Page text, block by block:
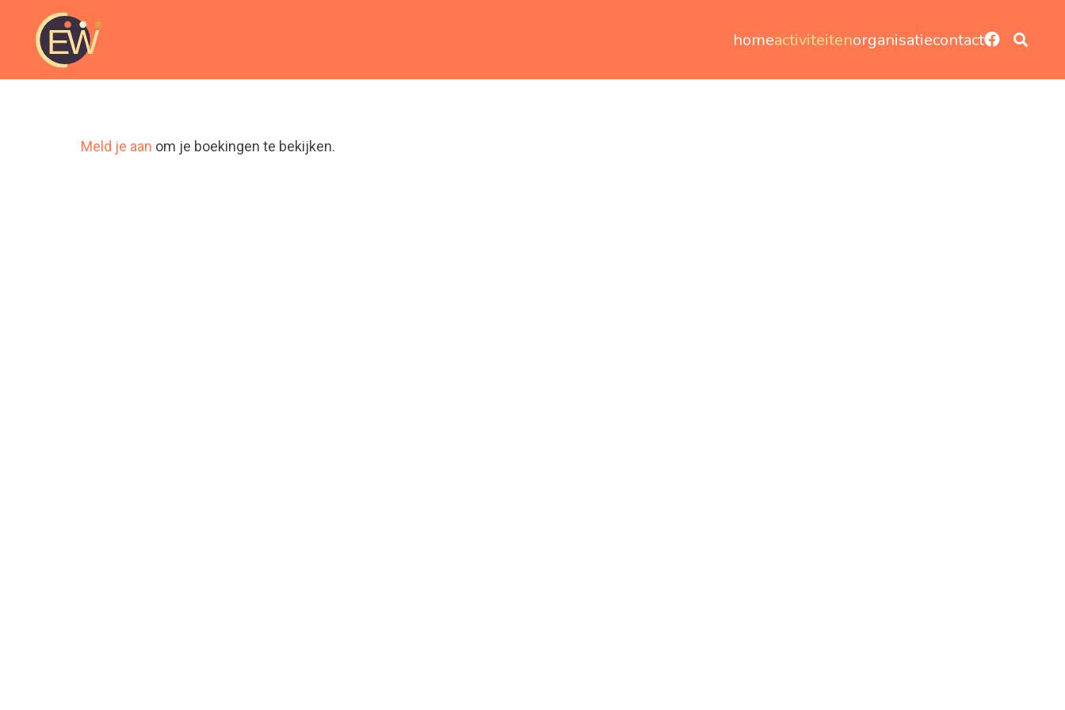
homeactiviteitenorganisatiecontact
Meld je aan om je boekingen te bekijken.